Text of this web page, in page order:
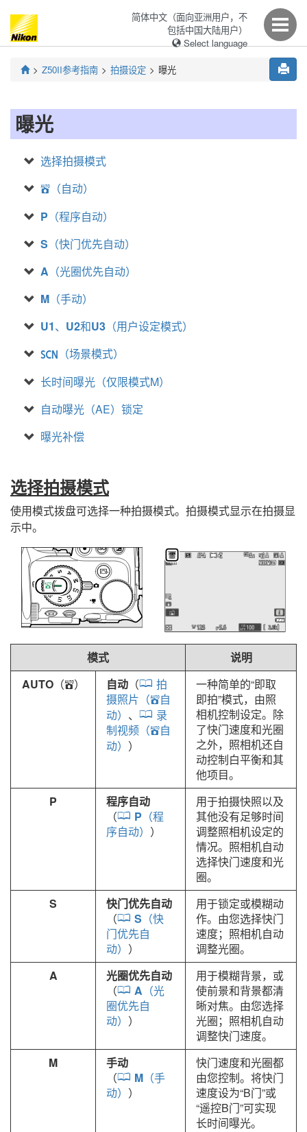
简体中文（面向亚洲用户，不
包括中国大陆用户）
Select language
Z50II参考指南 拍摄设定 曝光
曝光
选择拍摄模式
b
（自动）
P （程序自动）
S （快门优先自动）
A （光圈优先自动）
M （手动）
U1、 U2和U3 （用户设定模式）
h
（场景模式）
长时间曝光（仅限模式M）
自动曝光（AE）锁定
曝光补偿
选择拍摄模式
使用模式拨盘可选择一种拍摄模式。拍摄模式显示在拍摄显
示中。
模式
说明
AUTO（b） 自动 （
拍
摄照片（b自
动） 、
录
制视频（b自
动） ）
一种简单的“即取
即拍”模式，由照
相机控制设定。除
了快门速度和光圈
之外，照相机还自
动控制白平衡和其
他项目。
P
程序自动
（
P （程
序自动） ）
用于拍摄快照以及
其他没有足够时间
调整照相机设定的
情况。照相机自动
选择快门速度和光
圈。
S
快门优先自动
（
S （快
门优先自
动） ）
用于锁定或模糊动
作。由您选择快门
速度；照相机自动
调整光圈。
A
光圈优先自动
（
A （光
圈优先自
动） ）
用于模糊背景，或
使前景和背景都清
晰对焦。由您选择
光圈；照相机自动
调整快门速度。
M
手动
（
M （手
动） ）
快门速度和光圈都
由您控制。将快门
速度设为“B门”或
“遥控B门”可实现
长时间曝光。